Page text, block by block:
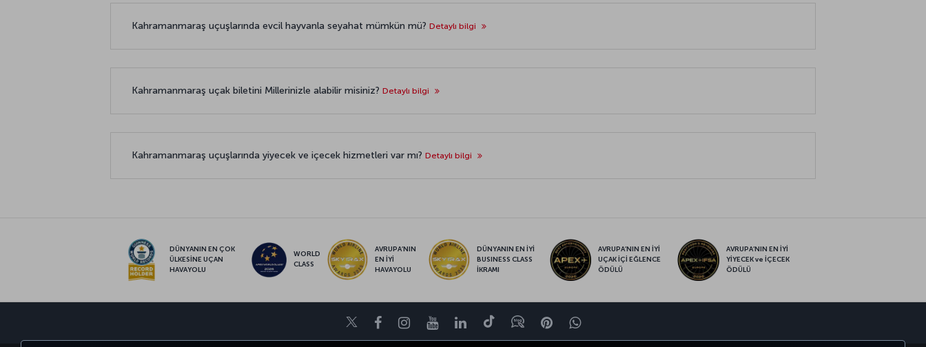
Kahramanmaraş uçuşlarında evcil hayvanla seyahat mümkün mü? Detaylı bilgi
Kahramanmaraş uçak biletini Millerinizle alabilir misiniz? Detaylı bilgi
Kahramanmaraş uçuşlarında yiyecek ve içecek hizmetleri var mı? Detaylı bilgi
DÜNYANIN EN ÇOK
ÜLKESİNE UÇAN
HAVAYOLU
WORLD
CLASS
AVRUPA’NIN
EN İYİ
HAVAYOLU
DÜNYANIN EN İYİ
BUSINESS CLASS
İKRAMI
AVRUPA’NIN EN İYİ
UÇAK İÇİ EĞLENCE
ÖDÜLÜ
AVRUPA’NIN EN İYİ
YİYECEK ve İÇECEK
ÖDÜLÜ
TwitterFacebookInstagram
YoutubeLinkedIn
TiktokBlogPinterestWhatsapp